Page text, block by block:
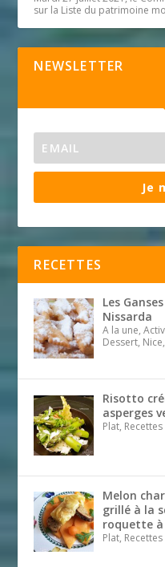
sur la Liste du patrimoine
NEWSLETTER
Je
RECETTES
Les
Nissarda
A la une,
Dessert,
Risotto
asperges
Plat, Recettes
Melon
grillé à la
roquette à
Plat, Recettes